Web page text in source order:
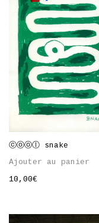
ⓒⓞⓞⓛ snake
Ajouter au panier
10,00€